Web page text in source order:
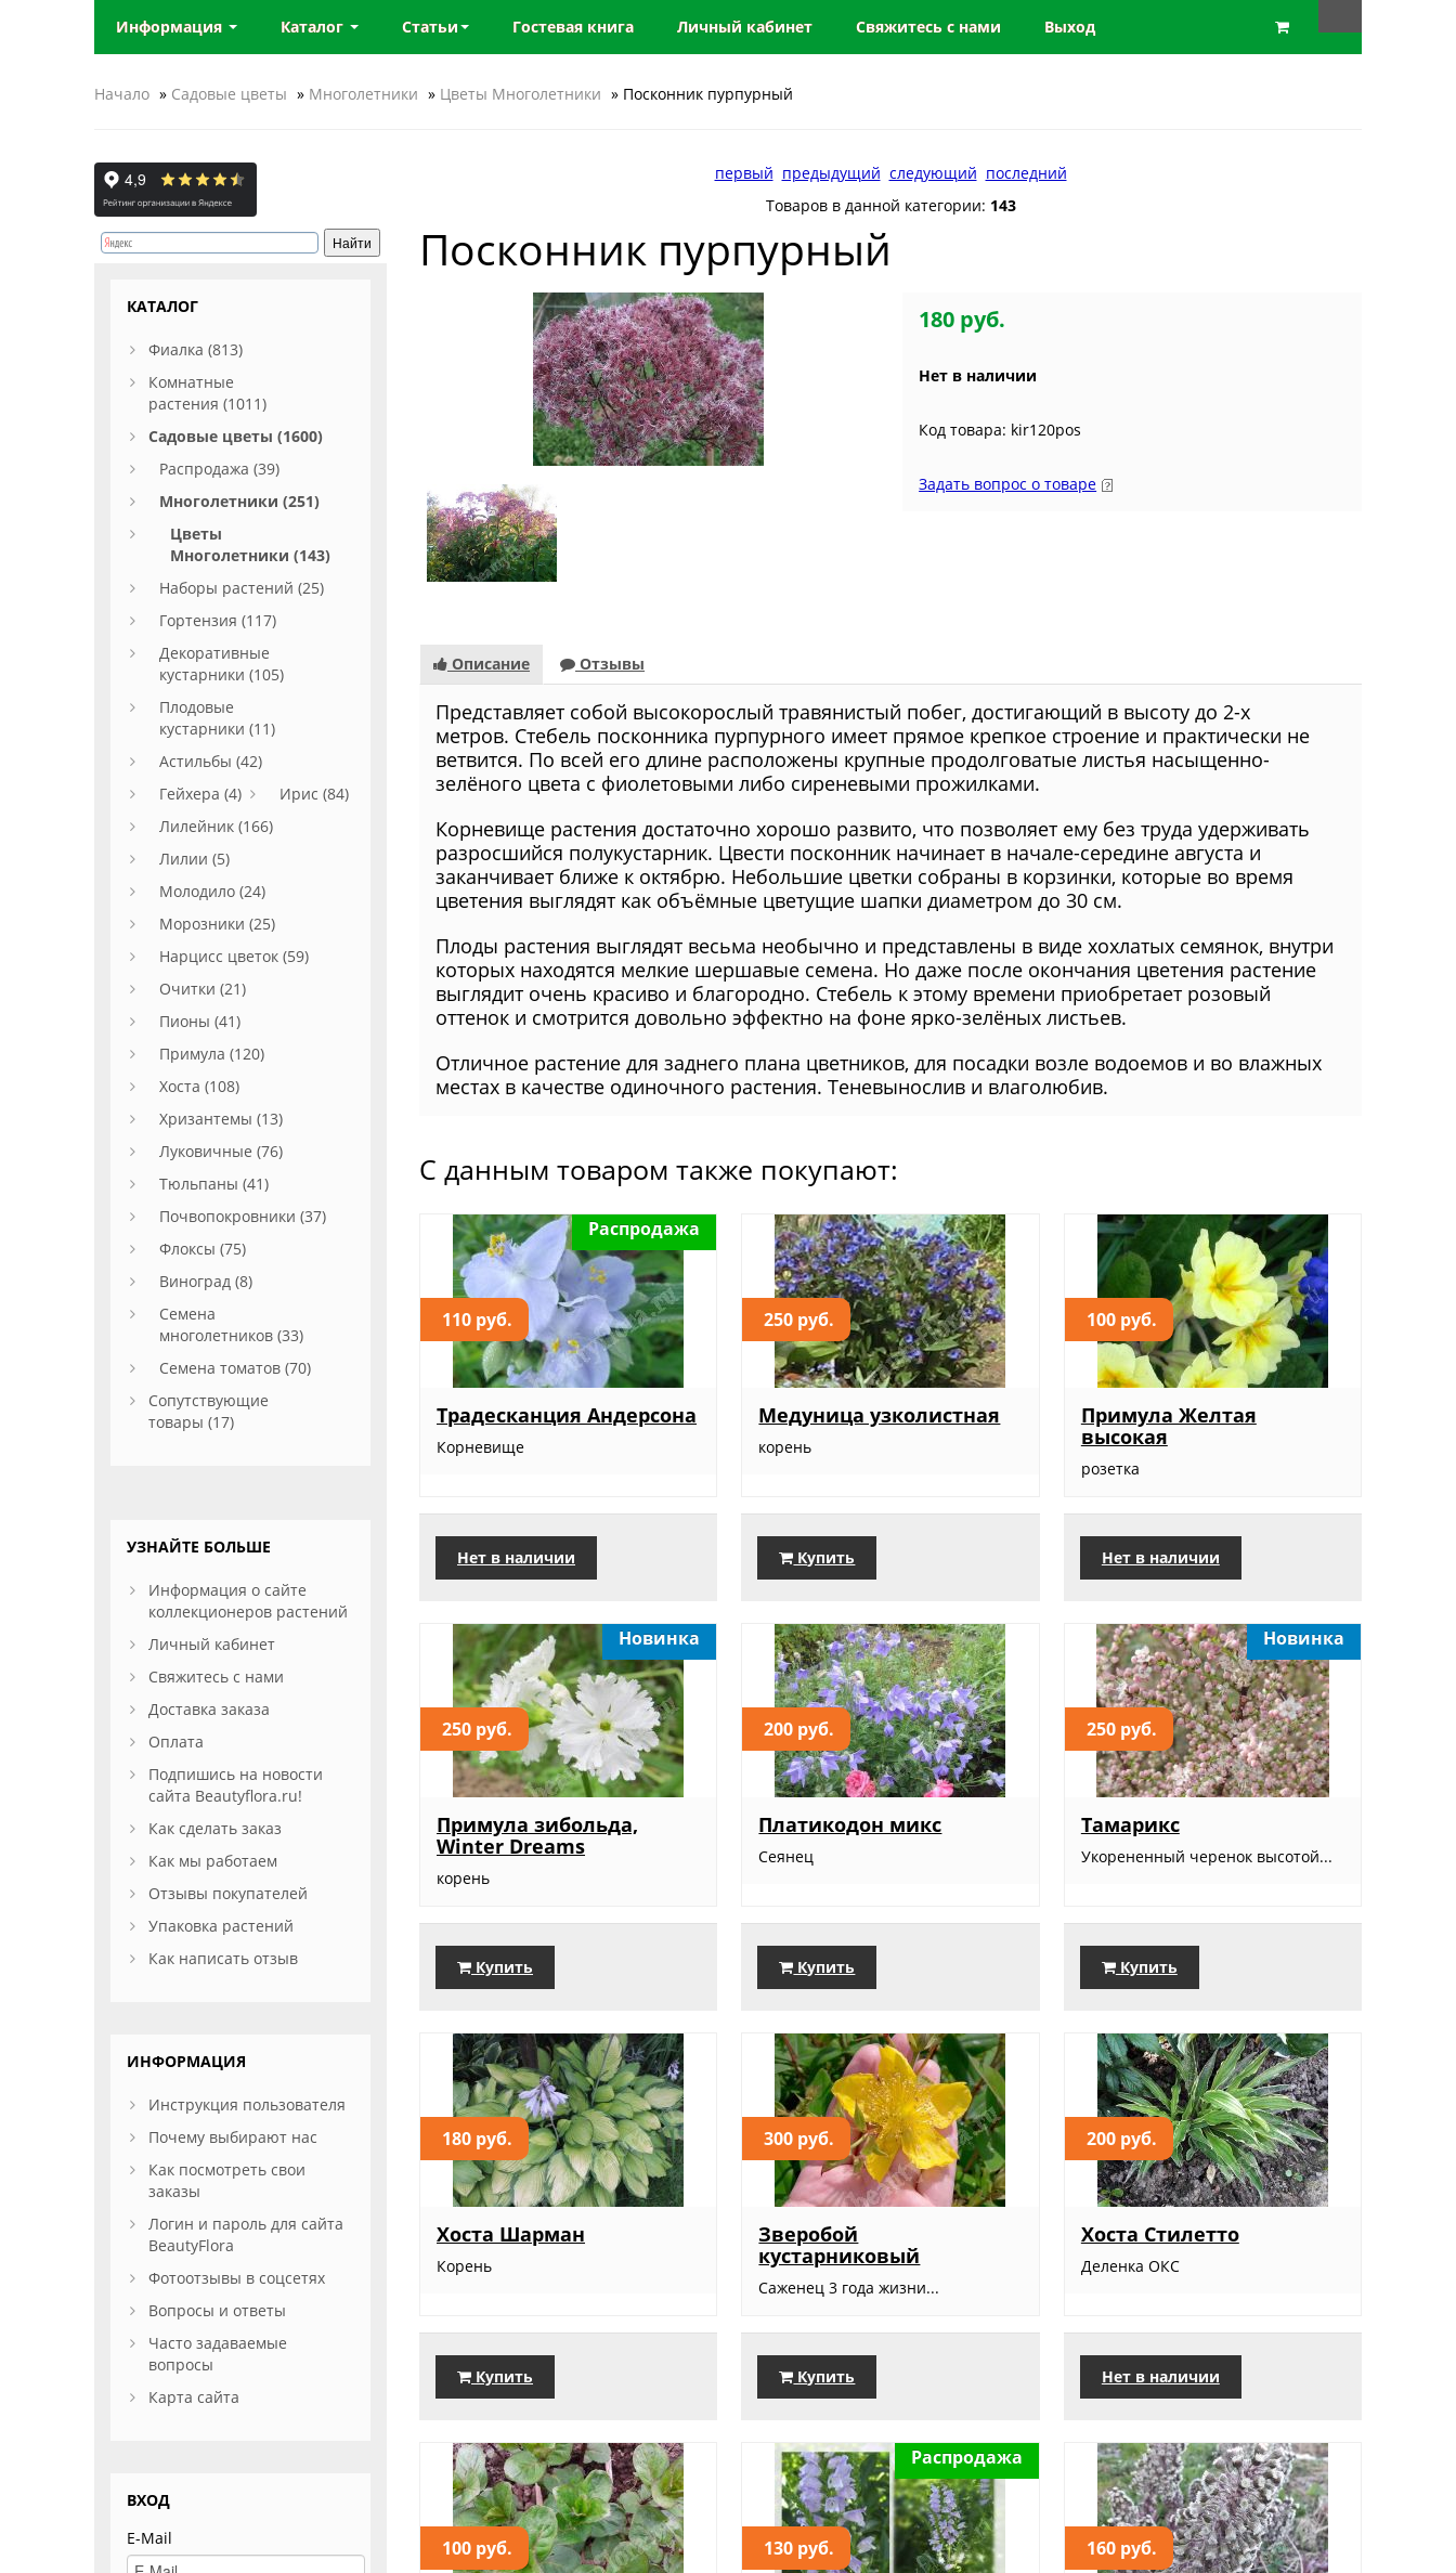
Информация Каталог Статьи Гостевая книга Личный кабинет Свяжитесь с нами Выход
Начало » Садовые цветы » Многолетники » Цветы Многолетники » Посконник пурпурный
первый предыдущий следующий последний
Товаров в данной категории: 143
Посконник пурпурный
180 руб.
Нет в наличии
Код товара: kir120pos
Задать вопрос о товаре
Описание Отзывы
Представляет собой высокорослый травянистый побег, достигающий в высоту до 2-х
метров. Стебель посконника пурпурного имеет прямое крепкое строение и практически не
ветвится. По всей его длине расположены крупные продолговатые листья насыщенно-
зелёного цвета с фиолетовыми либо сиреневыми прожилками.
Корневище растения достаточно хорошо развито, что позволяет ему без труда удерживать
разросшийся полукустарник. Цвести посконник начинает в начале-середине августа и
заканчивает ближе к октябрю. Небольшие цветки собраны в корзинки, которые во время
цветения выглядят как объёмные цветущие шапки диаметром до 30 см.
Плоды растения выглядят весьма необычно и представлены в виде хохлатых семянок, внутри
которых находятся мелкие шершавые семена. Но даже после окончания цветения растение
выглядит очень красиво и благородно. Стебель к этому времени приобретает розовый
оттенок и смотрится довольно эффектно на фоне ярко-зелёных листьев.
Отличное растение для заднего плана цветников, для посадки возле водоемов и во влажных
местах в качестве одиночного растения. Теневынослив и влаголюбив.
С данным товаром также покупают:
110 руб.
Распродажа
Традесканция Андерсона
Корневище
Нет в наличии
250 руб.
Медуница узколистная
корень
Купить
100 руб.
Примула Желтая
высокая
розетка
Нет в наличии
250 руб.
Новинка
Примула зибольда,
Winter Dreams
корень
Купить
200 руб.
Платикодон микс
Сеянец
Купить
250 руб.
Новинка
Тамарикс
Укорененный черенок высотой...
Купить
180 руб.
Хоста Шарман
Корень
Купить
300 руб.
Зверобой
кустарниковый
Саженец 3 года жизни...
Купить
200 руб.
Хоста Стилетто
Деленка ОКС
Нет в наличии
100 руб. 130 руб.
Распродажа
160 руб.
КАТАЛОГ
Фиалка (813)
Комнатные
растения (1011)
Садовые цветы (1600)
Распродажа (39)
Многолетники (251)
Цветы
Многолетники (143)
Наборы растений (25)
Гортензия (117)
Декоративные
кустарники (105)
Плодовые
кустарники (11)
Астильбы (42)
Гейхера (4)
Ирис (84)
Лилейник (166)
Лилии (5)
Молодило (24)
Морозники (25)
Нарцисс цветок (59)
Очитки (21)
Пионы (41)
Примула (120)
Хоста (108)
Хризантемы (13)
Луковичные (76)
Тюльпаны (41)
Почвопокровники (37)
Флоксы (75)
Виноград (8)
Семена
многолетников (33)
Семена томатов (70)
Сопутствующие
товары (17)
УЗНАЙТЕ БОЛЬШЕ
Информация о сайте
коллекционеров растений
Личный кабинет
Свяжитесь с нами
Доставка заказа
Оплата
Подпишись на новости
сайта Beautyflora.ru!
Как сделать заказ
Как мы работаем
Отзывы покупателей
Упаковка растений
Как написать отзыв
ИНФОРМАЦИЯ
Инструкция пользователя
Почему выбирают нас
Как посмотреть свои
заказы
Логин и пароль для сайта
BeautyFlora
Фотоотзывы в соцсетях
Вопросы и ответы
Часто задаваемые
вопросы
Карта сайта
ВХОД
E-Mail